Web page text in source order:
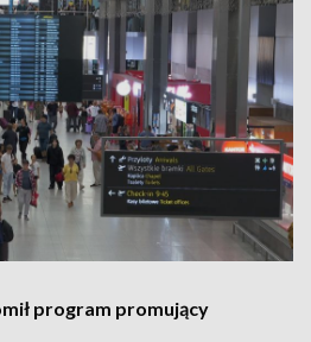
program promujący